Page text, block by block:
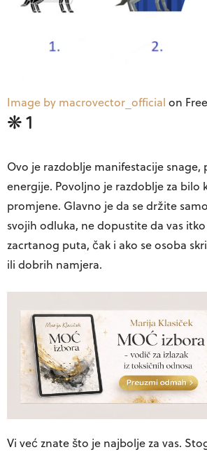
Image by macrovector_official on
❋ 1
Ovo je razdoblje manifestacije snage,
energije. Povoljno je razdoblje za bilo
promjene. Glavno je da se držite
svojih odluka, ne dopustite da vas itko
zacrtanog puta, čak i ako se osoba
ili dobrih namjera.
Vi već znate što je najbolje za vas.